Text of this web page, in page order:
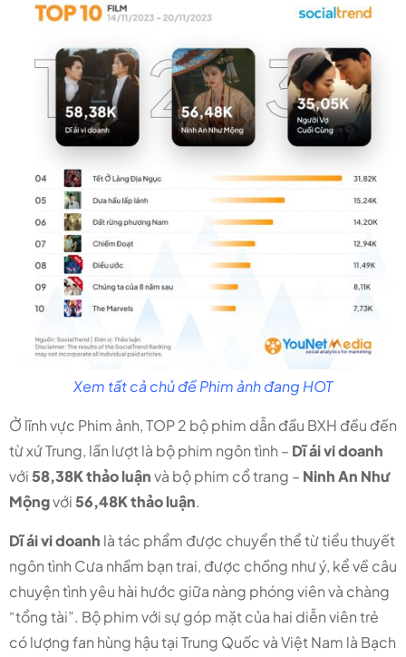
Xem tất cả chủ đề Phim ảnh đang HOT
Ở lĩnh vực Phim ảnh, TOP 2 bộ phim dẫn đầu BXH đều đến
từ xứ Trung, lần lượt là bộ phim ngôn tình – Dĩ ái vi doanh
với58,38K thảo luậnvà bộ phim cổ trang – Ninh An Như
Mộngvới56,48K thảo luận.
Dĩ ái vi doanh là tác phẩm được chuyển thể từ tiểu thuyết
ngôn tình Cưa nhầm bạn trai, được chồng như ý, kể về câu
chuyện tình yêu hài hước giữa nàng phóng viên và chàng
“tổng tài”. Bộ phim với sự góp mặt của hai diễn viên trẻ
có lượng fan hùng hậu tại Trung Quốc và Việt Nam là Bạch